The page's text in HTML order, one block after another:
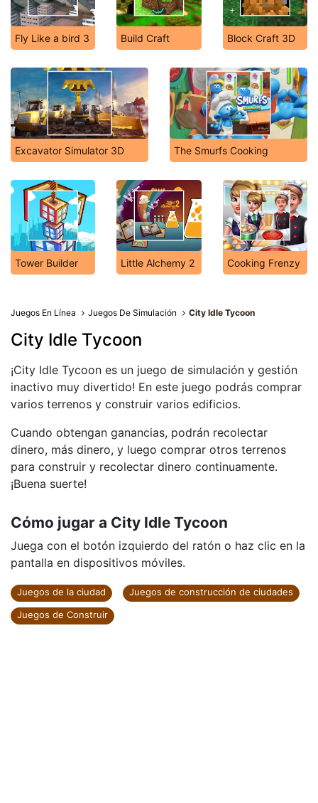
Fly Like a bird 3 Build Craft Block Craft 3D
Excavator Simulator 3D The Smurfs Cooking
Tower Builder Little Alchemy 2 Cooking Frenzy
Juegos En Línea Juegos De Simulación City Idle Tycoon
City Idle Tycoon
¡City Idle Tycoon es un juego de simulación y gestión
inactivo muy divertido! En este juego podrás comprar
varios terrenos y construir varios edificios.
Cuando obtengan ganancias, podrán recolectar
dinero, más dinero, y luego comprar otros terrenos
para construir y recolectar dinero continuamente.
¡Buena suerte!
Cómo jugar a City Idle Tycoon
Juega con el botón izquierdo del ratón o haz clic en la
pantalla en dispositivos móviles.
Juegos de la ciudad
Juegos de construcción de ciudades
Juegos de Construir